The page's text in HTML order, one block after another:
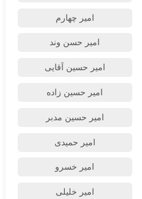
امیر چهارم
امیر حسن وند
امیر حسین آقایی
امیر حسین زاده
امیر حسین مدبر
امیر حمیدی
امیر خسرو
امیر خلیلی